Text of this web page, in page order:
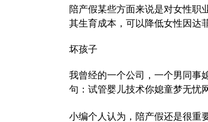
陪产假某些方面来说是对女性职
其生育成本，可以降低女性因达
坏孩子
我曾经的一个公司，一个男同事
句： 试管婴儿技术你媳童梦无忧
小编个人认为，陪产假还是很重